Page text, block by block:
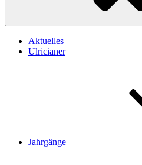
Aktuelles
Ulricianer
Jahrgänge